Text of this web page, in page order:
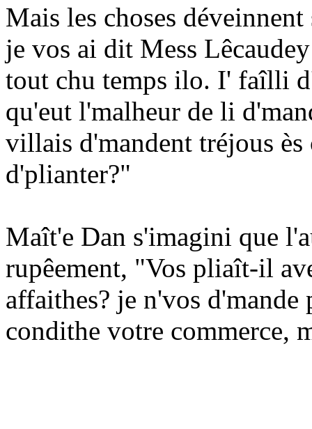
Mais les choses
je vos ai dit Mess
tout chu temps ilo. I' faîlli
qu'eut l'malheur de li
villais d'mandent tréjous
d'plianter?"
Maît'e Dan s'imagini que
rupêement, "Vos pliaît-il
affaithes? je n'vos d'mande
condithe votre commerce,